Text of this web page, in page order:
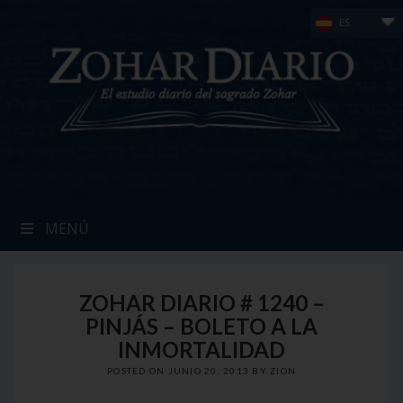
ES
MENÚ
ZOHAR DIARIO # 1240 –
PINJÁS – BOLETO A LA
INMORTALIDAD
POSTED ON JUNIO 20, 2013 BY ZION